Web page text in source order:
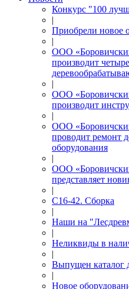
Конкурс "100
|
Приобрели новое
|
ООО
производит
|
ООО
производит
|
ООО
проводит ремонт
оборудования
|
ООО
представляет
|
С16-42. Сборка
|
Наши на
|
Неликвиды в
|
Выпущен каталог
|
Новое